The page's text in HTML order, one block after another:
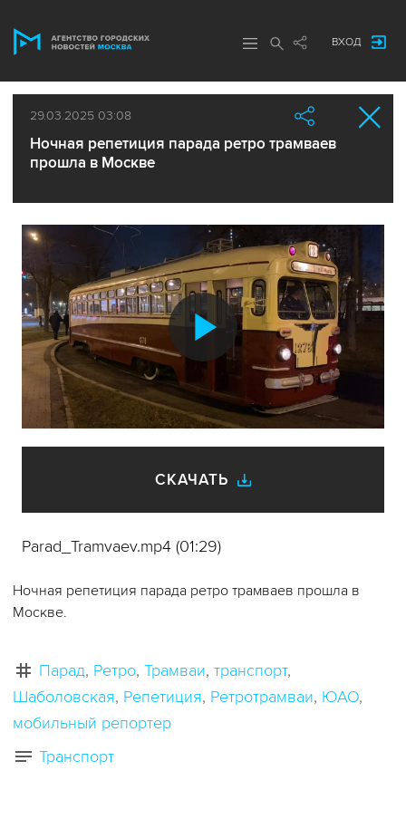
ВХОД
29.03.2025 03:08
Ночная репетиция парада ретро трамваев
прошла в Москве
видео
СКАЧАТЬ
Parad_Tramvaev.mp4 (01:29)
Ночная репетиция парада ретро трамваев прошла в
Москве.
Парад Ретро Трамваи транспорт
Шаболовская Репетиция Ретротрамваи ЮАО
мобильный репортер
Транспорт